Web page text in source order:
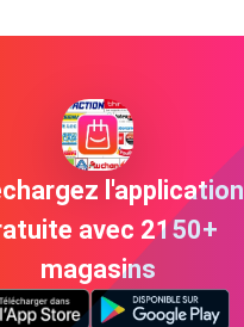
l'application
avec 2150+
magasins